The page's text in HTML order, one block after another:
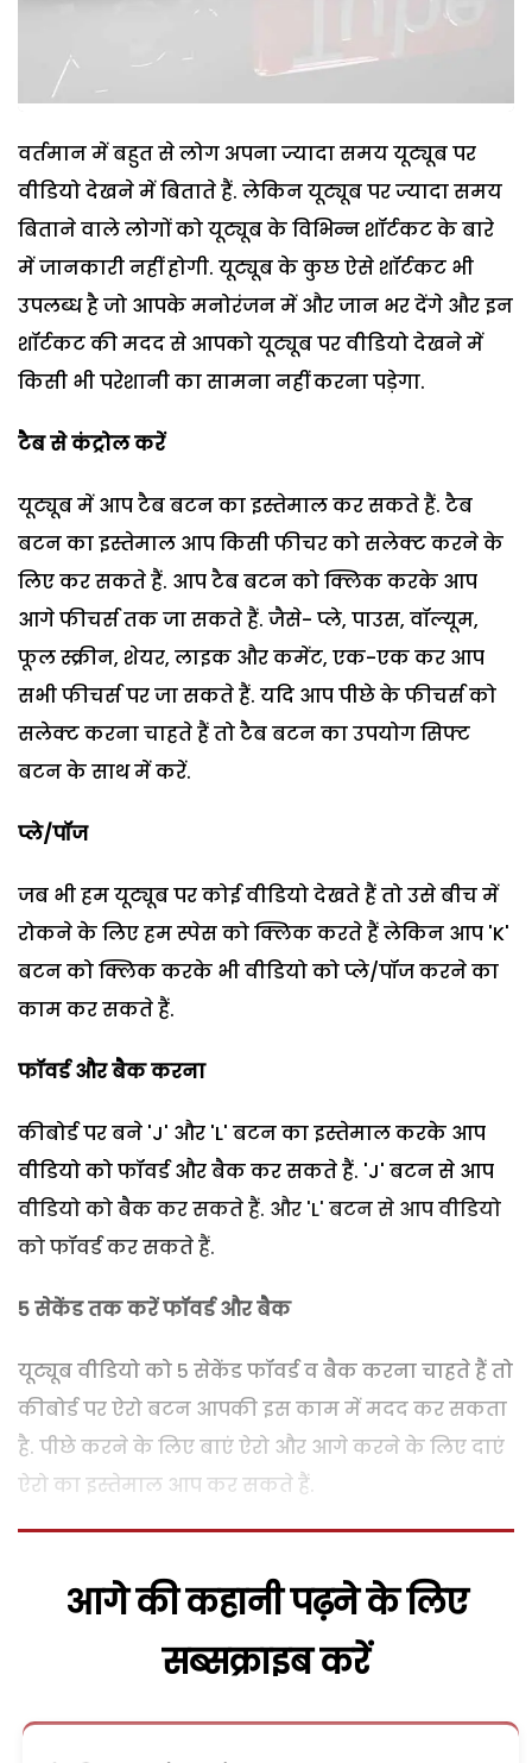
वर्तमान में बहुत से लोग अपना ज्यादा समय यूट्यूब पर
वीडियो देखने में बिताते हैं. लेकिन यूट्यूब पर ज्यादा समय
बिताने वाले लोगों को यूट्यूब के विभिन्न शॉर्टकट के बारे
में जानकारी नहीं होगी. यूट्यूब के कुछ ऐसे शॉर्टकट भी
उपलब्ध है जो आपके मनोरंजन में और जान भर देंगे और इन
शॉर्टकट की मदद से आपको यूट्यूब पर वीडियो देखने में
किसी भी परेशानी का सामना नहीं करना पड़ेगा.
टैब से कंट्रोल करें
यूट्यूब में आप टैब बटन का इस्तेमाल कर सकते हैं. टैब
बटन का इस्तेमाल आप किसी फीचर को सलेक्ट करने के
लिए कर सकते हैं. आप टैब बटन को क्लिक करके आप
आगे फीचर्स तक जा सकते हैं. जैसे- प्ले, पाउस, वॉल्यूम,
फूल स्क्रीन, शेयर, लाइक और कमेंट, एक-एक कर आप
सभी फीचर्स पर जा सकते हैं. यदि आप पीछे के फीचर्स को
सलेक्ट करना चाहते हैं तो टैब बटन का उपयोग सिफ्ट
बटन के साथ में करें.
प्ले/पॉज
जब भी हम यूट्यूब पर कोई वीडियो देखते हैं तो उसे बीच में
रोकने के लिए हम स्पेस को क्लिक करते हैं लेकिन आप 'K'
बटन को क्लिक करके भी वीडियो को प्ले/पॉज करने का
काम कर सकते हैं.
फॉवर्ड और बैक करना
कीबोर्ड पर बने 'J' और 'L' बटन का इस्तेमाल करके आप
वीडियो को फॉवर्ड और बैक कर सकते हैं. 'J' बटन से आप
वीडियो को बैक कर सकते हैं. और 'L' बटन से आप वीडियो
को फॉवर्ड कर सकते हैं.
5 सेकेंड तक करें फॉवर्ड और बैक
यूट्यूब वीडियो को 5 सेकेंड फॉवर्ड व बैक करना चाहते हैं तो
कीबोर्ड पर ऐरो बटन आपकी इस काम में मदद कर सकता
है. पीछे करने के लिए बाएं ऐरो और आगे करने के लिए दाएं
ऐरो का इस्तेमाल आप कर सकते हैं.
आगे की कहानी पढ़ने के लिए
सब्सक्राइब करें